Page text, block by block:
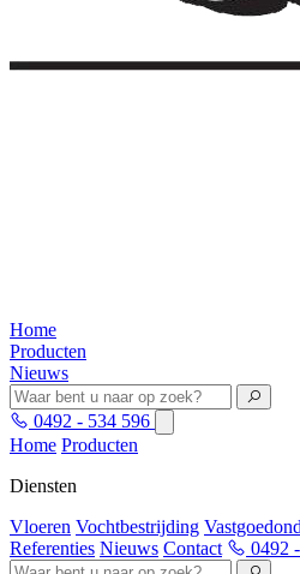
Home
Producten
Nieuws
0492 - 534 596
Home Producten
Diensten
Vloeren Vochtbestrijding
Referenties Nieuws Contact 0492